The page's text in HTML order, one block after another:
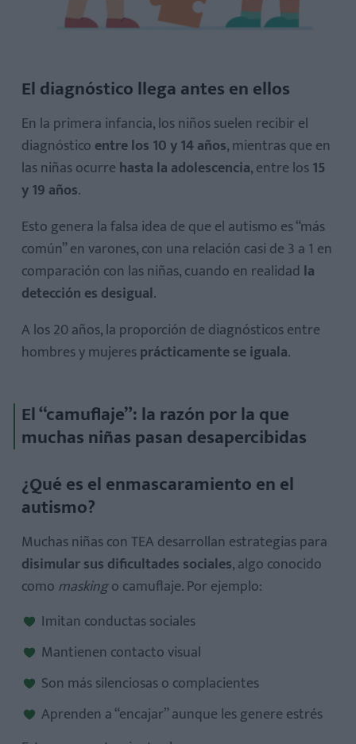
El diagnóstico llega antes en ellos
En la primera infancia, los niños suelen recibir el
diagnóstico entre los 10 y 14 años, mientras que en
las niñas ocurre hasta la adolescencia, entre los15
y 19 años.
Esto genera la falsa idea de que el autismo es “más
común” en varones, con una relación casi de 3 a 1 en
comparación con las niñas, cuando en realidad la
detección es desigual.
A los 20 años, la proporción de diagnósticos entre
hombres y mujeresprácticamente se iguala.
El “camuflaje”: la razón por la que
muchas niñas pasan desapercibidas
¿Qué es el enmascaramiento en el
autismo?
Muchas niñas con TEA desarrollan estrategias para
disimular sus dificultades sociales, algo conocido
como maskingo camuflaje. Por ejemplo:
Imitan conductas sociales
Mantienen contacto visual
Son más silenciosas o complacientes
Aprenden a “encajar” aunque les genere estrés